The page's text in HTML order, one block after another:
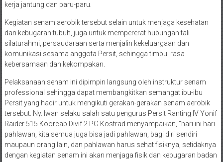
kerja jantung dan paru-paru.
Kegiatan senam aerobik tersebut selain untuk menjaga kesehatan
dan kebugaran tubuh, juga untuk mempererat hubungan tali
silaturahmi, persaudaraan serta menjalin kekeluargaan dan
komunikasi sesama anggota Persit, sehingga timbul rasa
kebersamaan dan kekompakan.
Pelaksanaan senam ini dipimpin langsung oleh instruktur senam
professional sehingga dapat membangkitkan semangat ibu-ibu
Persit yang hadir untuk mengikuti gerakan-gerakan senam aerobik
tersebut. Ny. Iwan selaku salah satu pengurus Persit Ranting IV Yonif
Raider 515 Koorcab Divif 2 PG Kostrad menyampaikan, “hari ini hari
pahlawan, kita semua juga bisa jadi pahlawan, bagi diri sendiri
maupaun orang lain, dan pahlawan harus sehat fisiknya, setidaknya
dengan kegiatan senam ini akan menjaga fisik dan kebugaran badan